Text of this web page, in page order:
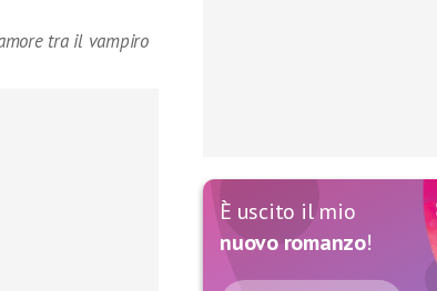
tra il vampiro
È uscito il mio
nuovo romanzo!